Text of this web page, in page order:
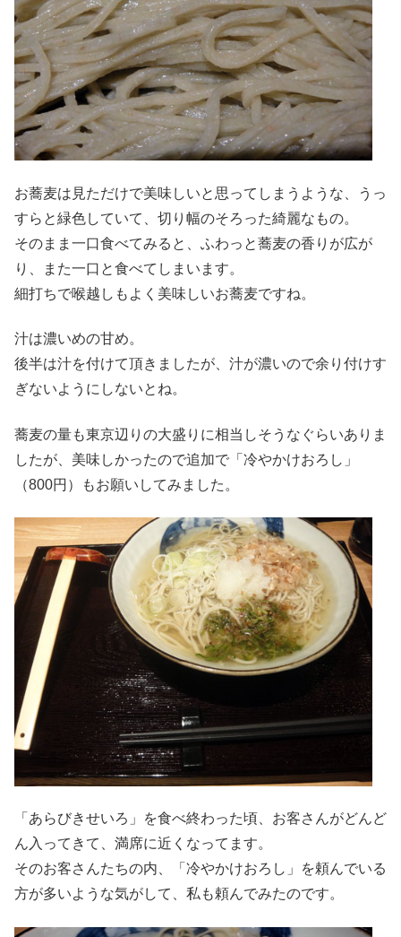
お蕎麦は見ただけで美味しいと思ってしまうような、うっ
すらと緑色していて、切り幅のそろった綺麗なもの。
そのまま一口食べてみると、ふわっと蕎麦の香りが広が
り、また一口と食べてしまいます。
細打ちで喉越しもよく美味しいお蕎麦ですね。
汁は濃いめの甘め。
後半は汁を付けて頂きましたが、汁が濃いので余り付けす
ぎないようにしないとね。
蕎麦の量も東京辺りの大盛りに相当しそうなぐらいありま
したが、美味しかったので追加で「冷やかけおろし」
（800円）もお願いしてみました。
「あらびきせいろ」を食べ終わった頃、お客さんがどんど
ん入ってきて、満席に近くなってます。
そのお客さんたちの内、「冷やかけおろし」を頼んでいる
方が多いような気がして、私も頼んでみたのです。